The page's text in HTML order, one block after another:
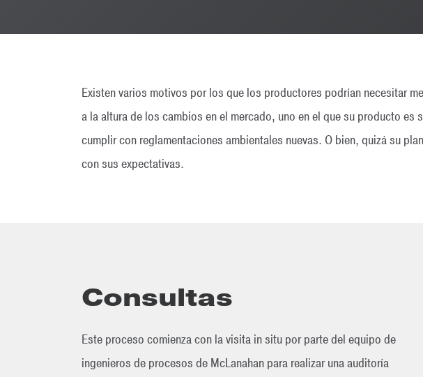
Existen varios motivos por los que los productores podrían necesitar
a la altura de los cambios en el mercado, uno en el que su producto
cumplir con reglamentaciones ambientales nuevas. O bien, quizá su
con sus expectativas.
Consultas
Este proceso comienza con la visita in situ por parte del equipo de
ingenieros de procesos de McLanahan para realizar una auditoría